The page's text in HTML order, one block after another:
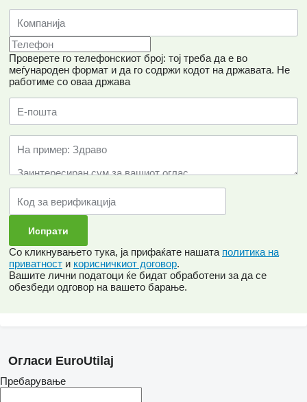
Проверете го телефонскиот број: тој треба да е во
меѓународен формат и да го содржи кодот на државата. Не
работиме со оваа држава
Со кликнувањето тука, ја прифаќате нашата политика на
приватност и корисничкиот договор.
Вашите лични податоци ќе бидат обработени за да се
обезбеди одговор на вашето барање.
Огласи EuroUtilaj
Пребарување